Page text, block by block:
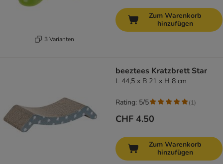
3 Varianten
Zum Warenkorb
hinzufügen
beeztees Kratzbrett Star
L 44,5 x B 21 x H 8 cm
CHF 4.50
Rating: 5/5 (1)
Zum Warenkorb
hinzufügen